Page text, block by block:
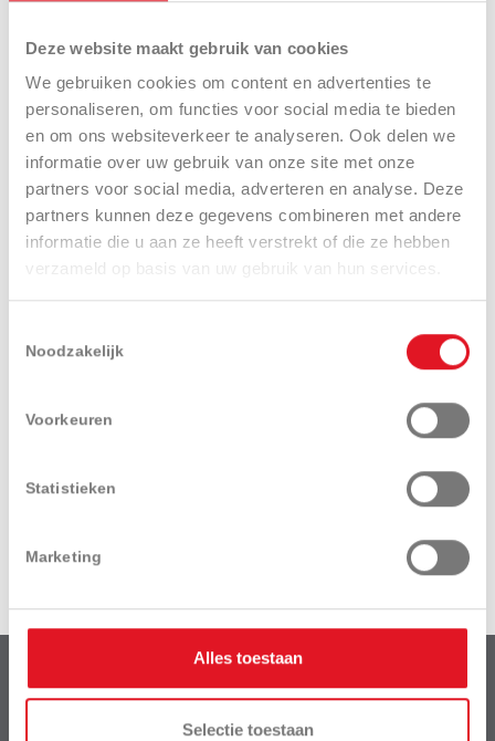
Deze website maakt gebruik van cookies
We gebruiken cookies om content en advertenties te
personaliseren, om functies voor social media te bieden
en om ons websiteverkeer te analyseren. Ook delen we
informatie over uw gebruik van onze site met onze
partners voor social media, adverteren en analyse. Deze
partners kunnen deze gegevens combineren met andere
informatie die u aan ze heeft verstrekt of die ze hebben
verzameld op basis van uw gebruik van hun services.
Noodzakelijk
Voorkeuren
Statistieken
Marketing
Alles toestaan
Selectie toestaan
Ik ga akkoord met het
Verzenden